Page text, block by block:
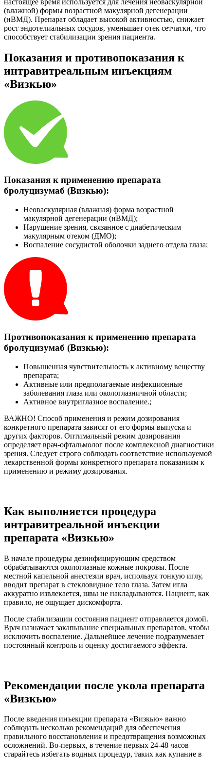
настоящее время используется для лечения неоваскулярной
(влажной) формы возрастной макулярной дегенерации
(нВМД). Препарат обладает высокой активностью, снижает
рост эндотелиальных сосудов, уменьшает отек сетчатки, что
способствует стабилизации зрения пациента.
Показания и противопоказания к
интравитреальным инъекциям
«Визкью»
Показания к применению препарата
бролуцизумаб (Визкью):
Неоваскулярная (влажная) форма возрастной
макулярной дегенерации (нВМД);
Нарушение зрения, связанное с диабетическим
макулярным отеком (ДМО);
Воспаление сосудистой оболочки заднего отдела глаза;
Противопоказания к применению препарата
бролуцизумаб (Визкью):
Повышенная чувствительность к активному веществу
препарата;
Активные или предполагаемые инфекционные
заболевания глаза или окологлазничной области;
Активное внутриглазное воспаление.;
ВАЖНО! Способ применения и режим дозирования
конкретного препарата зависят от его формы выпуска и
других факторов. Оптимальный режим дозирования
определяет врач-офтальмолог после комплексной диагностики
зрения. Следует строго соблюдать соответствие используемой
лекарственной формы конкретного препарата показаниям к
применению и режиму дозирования.
Как выполняется процедура
интравитреальной инъекции
препарата «Визкью»
В начале процедуры дезинфицирующим средством
обрабатываются окологлазные кожные покровы. После
местной капельной анестезии врач, используя тонкую иглу,
вводит препарат в стекловидное тело глаза. Затем игла
аккуратно извлекается, швы не накладываются. Пациент, как
правило, не ощущает дискомфорта.
После стабилизации состояния пациент отправляется домой.
Врач назначает закапывание специальных препаратов, чтобы
исключить воспаление. Дальнейшее лечение подразумевает
постоянный контроль и оценку достигаемого эффекта.
Рекомендации после укола препарата
«Визкью»
После введения инъекции препарата «Визкью» важно
соблюдать несколько рекомендаций для обеспечения
правильного восстановления и предотвращения возможных
осложнений. Во-первых, в течение первых 24-48 часов
старайтесь избегать водных процедур, таких как купание в